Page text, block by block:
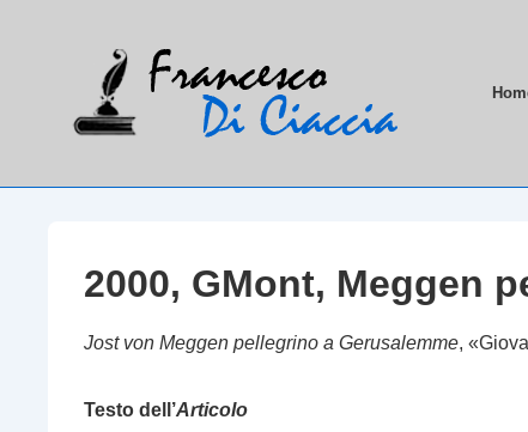
contenuto
Menu
2000, GMont, Meggen
Jost von Meggen pellegrino a Gerusalemme,
Testo dell’Articolo